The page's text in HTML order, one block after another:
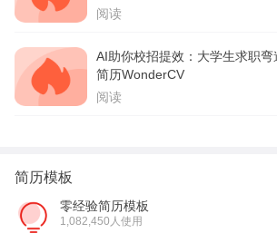
阅读
AI助你校招提效：大学生求职
简历WonderCV
阅读
简历模板
零经验简历模板
1,082,450人使用